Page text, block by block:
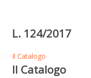
L. 124/2017
Il Catalogo
Il Catalogo